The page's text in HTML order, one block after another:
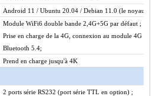
Android 11 / Ubuntu 20.04 / Debian 11.0 (le noyau
Module WiFi6 double bande 2,4G+5G par défaut ;
Prise en charge de la 4G, connexion au module 4G de
Bluetooth 5.4;
Prend en charge jusqu'à 4K
2 ports série RS232 (port série TTL en option) ;